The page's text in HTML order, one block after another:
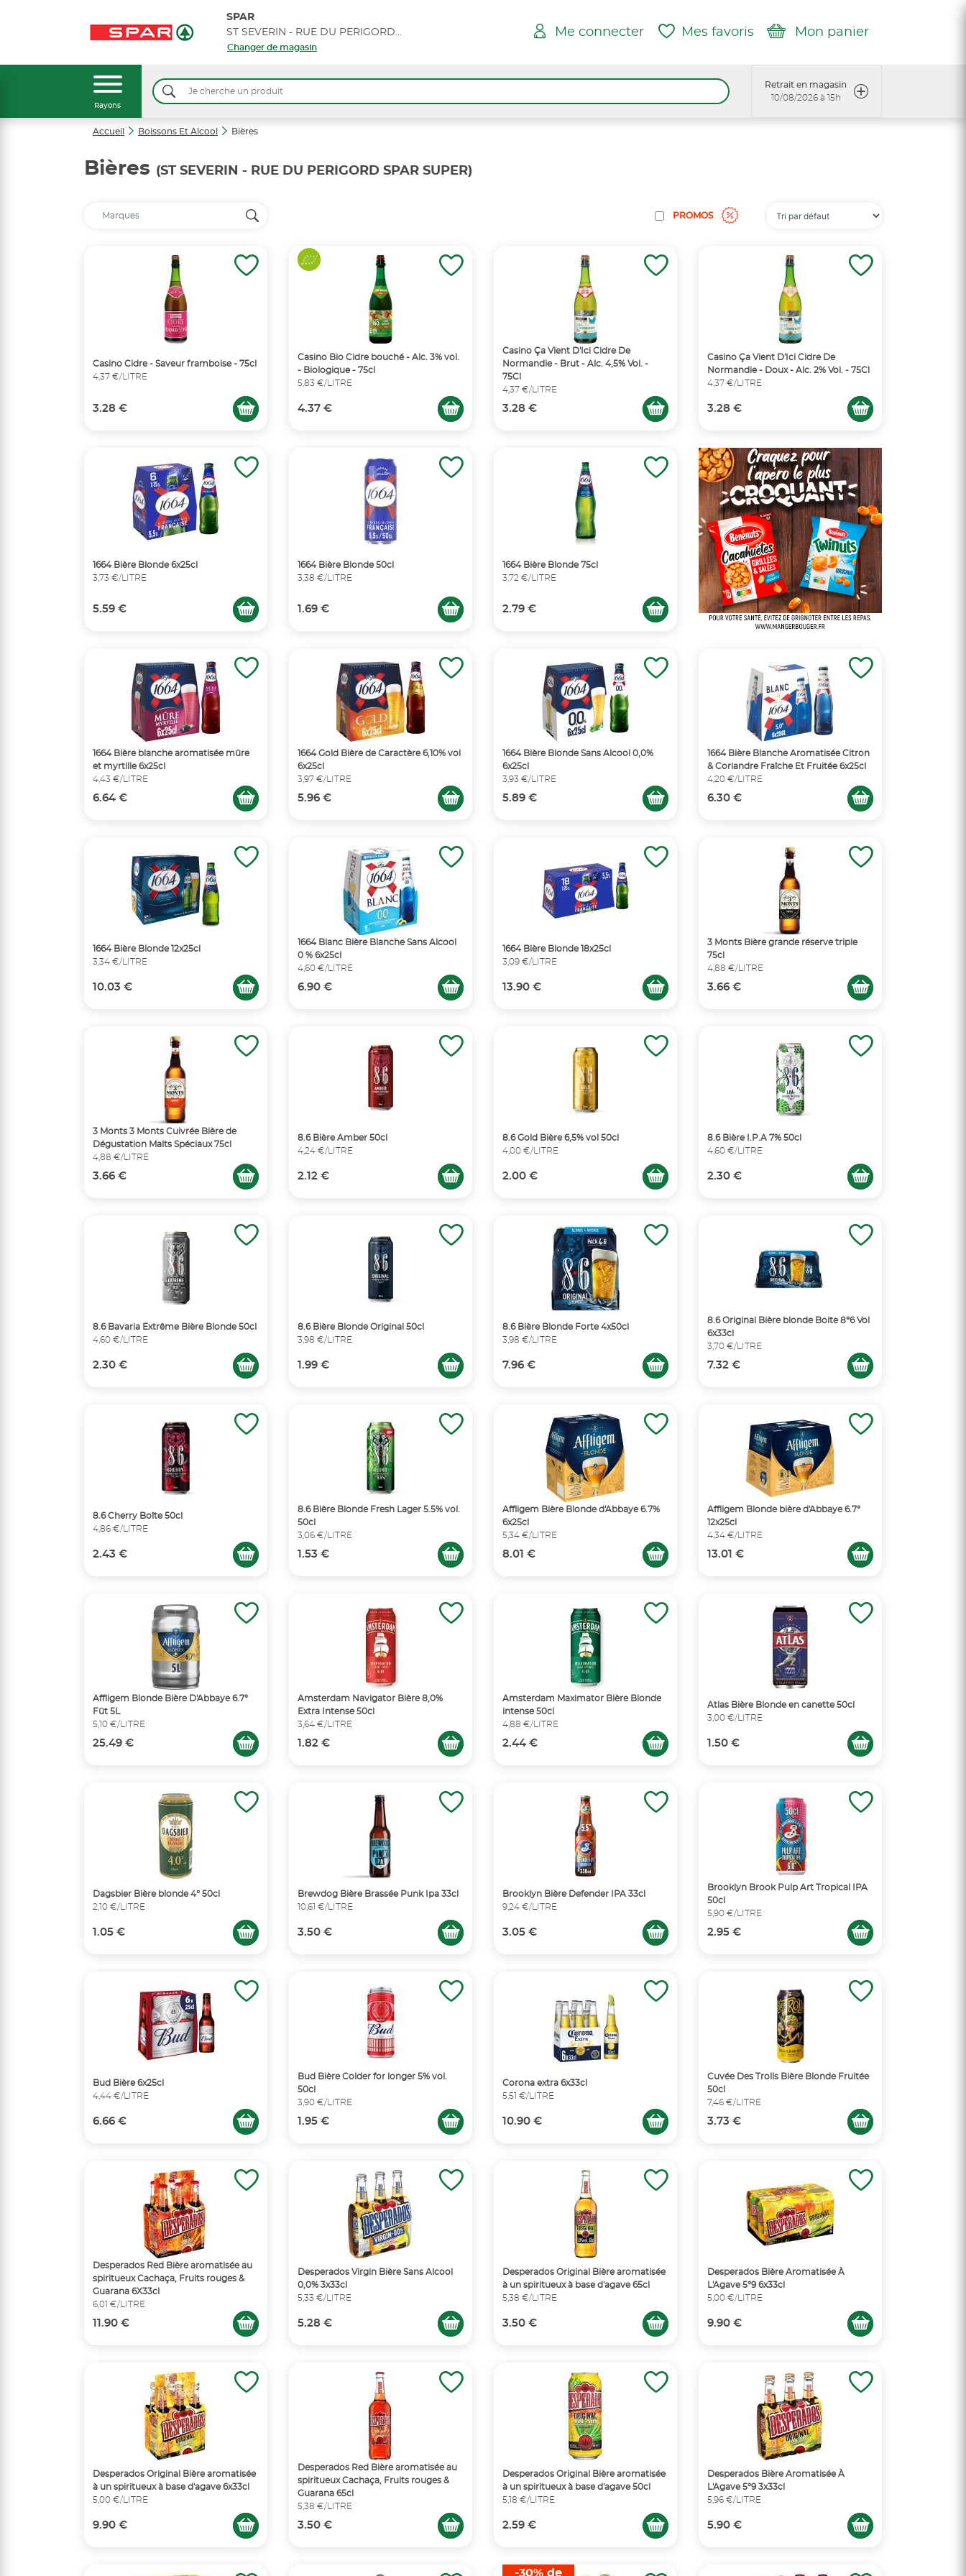
SPAR
ST SEVERIN - RUE DU PERIGORD SPAR SUPER
Changer de magasin
Me connecter Mes favoris Mon panier
Rayons
Retrait en magasin
10/08/2026 à 15h
Accueil Boissons Et Alcool Bières
Bières (ST SEVERIN - RUE DU PERIGORD SPAR SUPER)
PROMOS
Casino Cidre - Saveur framboise - 75cl
4,37 €/LITRE
3.28 €
Casino Bio Cidre bouché - Alc. 3% vol.
- Biologique - 75cl
5,83 €/LITRE
4.37 €
Casino Ça Vient D'Ici Cidre De
Normandie - Brut - Alc. 4,5% Vol. -
75Cl
4,37 €/LITRE
3.28 €
Casino Ça Vient D'Ici Cidre De
Normandie - Doux - Alc. 2% Vol. - 75Cl
4,37 €/LITRE
3.28 €
1664 Bière Blonde 6x25cl
3,73 €/LITRE
5.59 €
1664 Bière Blonde 50cl
3,38 €/LITRE
1.69 €
1664 Bière Blonde 75cl
3,72 €/LITRE
2.79 €
1664 Bière blanche aromatisée mûre
et myrtille 6x25cl
4,43 €/LITRE
6.64 €
1664 Gold Bière de Caractère 6,10% vol
6x25cl
3,97 €/LITRE
5.96 €
1664 Bière Blonde Sans Alcool 0,0%
6x25cl
3,93 €/LITRE
5.89 €
1664 Bière Blanche Aromatisée Citron
& Coriandre Fraîche Et Fruitée 6x25cl
4,20 €/LITRE
6.30 €
1664 Bière Blonde 12x25cl
3,34 €/LITRE
10.03 €
1664 Blanc Bière Blanche Sans Alcool
0 % 6x25cl
4,60 €/LITRE
6.90 €
1664 Bière Blonde 18x25cl
3,09 €/LITRE
13.90 €
3 Monts Bière grande réserve triple
75cl
4,88 €/LITRE
3.66 €
3 Monts 3 Monts Cuivrée Bière de
Dégustation Malts Spéciaux 75cl
4,88 €/LITRE
3.66 €
8.6 Bière Amber 50cl
4,24 €/LITRE
2.12 €
8.6 Gold Bière 6,5% vol 50cl
4,00 €/LITRE
2.00 €
8.6 Bière I.P.A 7% 50cl
4,60 €/LITRE
2.30 €
8.6 Bavaria Extrême Bière Blonde 50cl
4,60 €/LITRE
2.30 €
8.6 Bière Blonde Original 50cl
3,98 €/LITRE
1.99 €
8.6 Bière Blonde Forte 4x50cl
3,98 €/LITRE
7.96 €
8.6 Original Bière blonde Boite 8°6 Vol
6x33cl
3,70 €/LITRE
7.32 €
8.6 Cherry Boîte 50cl
4,86 €/LITRE
2.43 €
8.6 Bière Blonde Fresh Lager 5.5% vol.
50cl
3,06 €/LITRE
1.53 €
Affligem Bière Blonde d'Abbaye 6.7%
6x25cl
5,34 €/LITRE
8.01 €
Affligem Blonde bière d'Abbaye 6.7°
12x25cl
4,34 €/LITRE
13.01 €
Affligem Blonde Bière D'Abbaye 6.7°
Fût 5L
5,10 €/LITRE
25.49 €
Amsterdam Navigator Bière 8,0%
Extra Intense 50cl
3,64 €/LITRE
1.82 €
Amsterdam Maximator Bière Blonde
intense 50cl
4,88 €/LITRE
2.44 €
Atlas Bière Blonde en canette 50cl
3,00 €/LITRE
1.50 €
Dagsbier Bière blonde 4° 50cl
2,10 €/LITRE
1.05 €
Brewdog Bière Brassée Punk Ipa 33cl
10,61 €/LITRE
3.50 €
Brooklyn Bière Defender IPA 33cl
9,24 €/LITRE
3.05 €
Brooklyn Brook Pulp Art Tropical IPA
50cl
5,90 €/LITRE
2.95 €
Bud Bière 6x25cl
4,44 €/LITRE
6.66 €
Bud Bière Colder for longer 5% vol.
50cl
3,90 €/LITRE
1.95 €
Corona extra 6x33cl
5,51 €/LITRE
10.90 €
Cuvée Des Trolls Bière Blonde Fruitée
50cl
7,46 €/LITRE
3.73 €
Desperados Red Bière aromatisée au
spiritueux Cachaça, Fruits rouges &
Guarana 6X33cl
6,01 €/LITRE
11.90 €
Desperados Virgin Bière Sans Alcool
0,0% 3x33cl
5,33 €/LITRE
5.28 €
Desperados Original Bière aromatisée
à un spiritueux à base d'agave 65cl
5,38 €/LITRE
3.50 €
Desperados Bière Aromatisée À
L'Agave 5°9 6x33cl
5,00 €/LITRE
9.90 €
Desperados Original Bière aromatisée
à un spiritueux à base d'agave 6x33cl
5,00 €/LITRE
9.90 €
Desperados Red Bière aromatisée au
spiritueux Cachaça, Fruits rouges &
Guarana 65cl
5,38 €/LITRE
3.50 €
Desperados Original Bière aromatisée
à un spiritueux à base d'agave 50cl
5,18 €/LITRE
2.59 €
Desperados Bière Aromatisée À
L'Agave 5°9 3x33cl
5,96 €/LITRE
5.90 €
-30% de